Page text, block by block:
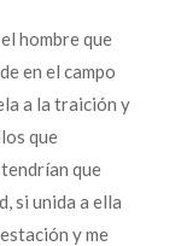
hombre que
en el campo
a la traición y
que
que
si unida a ella
y me